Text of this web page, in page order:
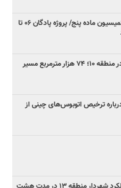
تصویب پارکینگ- پناهگاه‌ها در کمیسیون ماده پنج/ پروژه پادگان ۰۶ تا
افزایش ۹ برابری احداث پیاده‌رو در منطقه ۱۰؛ ۷۴ هزار مترمربع مسیر
ترخیص اتوبوس‌های چینی از